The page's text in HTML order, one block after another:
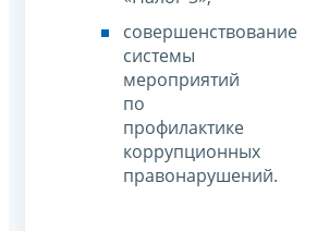
совершенствование
системы
мероприятий
по
профилактике
коррупционных
правонарушений.